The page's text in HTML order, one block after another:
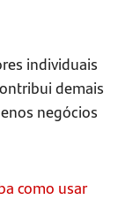
individuais
demais
negócios
como usar